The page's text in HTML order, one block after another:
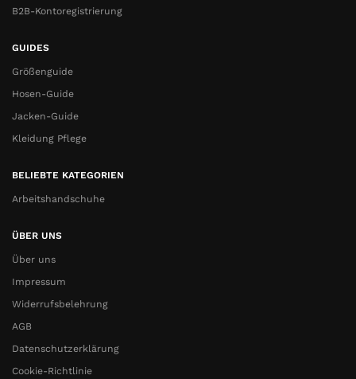
B2B-Kontoregistrierung
GUIDES
Größenguide
Hosen-Guide
Jacken-Guide
Kleidung Pflege
BELIEBTE KATEGORIEN
Arbeitshandschuhe
ÜBER UNS
Über uns
Impressum
Widerrufsbelehrung
AGB
Datenschutzerklärung
Cookie-Richtlinie